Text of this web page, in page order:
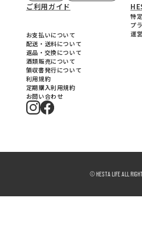
ご利用ガイド
お支払いについて
配送・送料について
返品・交換について
酒類販売について
領収書発行について
利用規約
定期購入利用規約
お問い合わせ
特
プ
運
© HESTA LIFE ALL